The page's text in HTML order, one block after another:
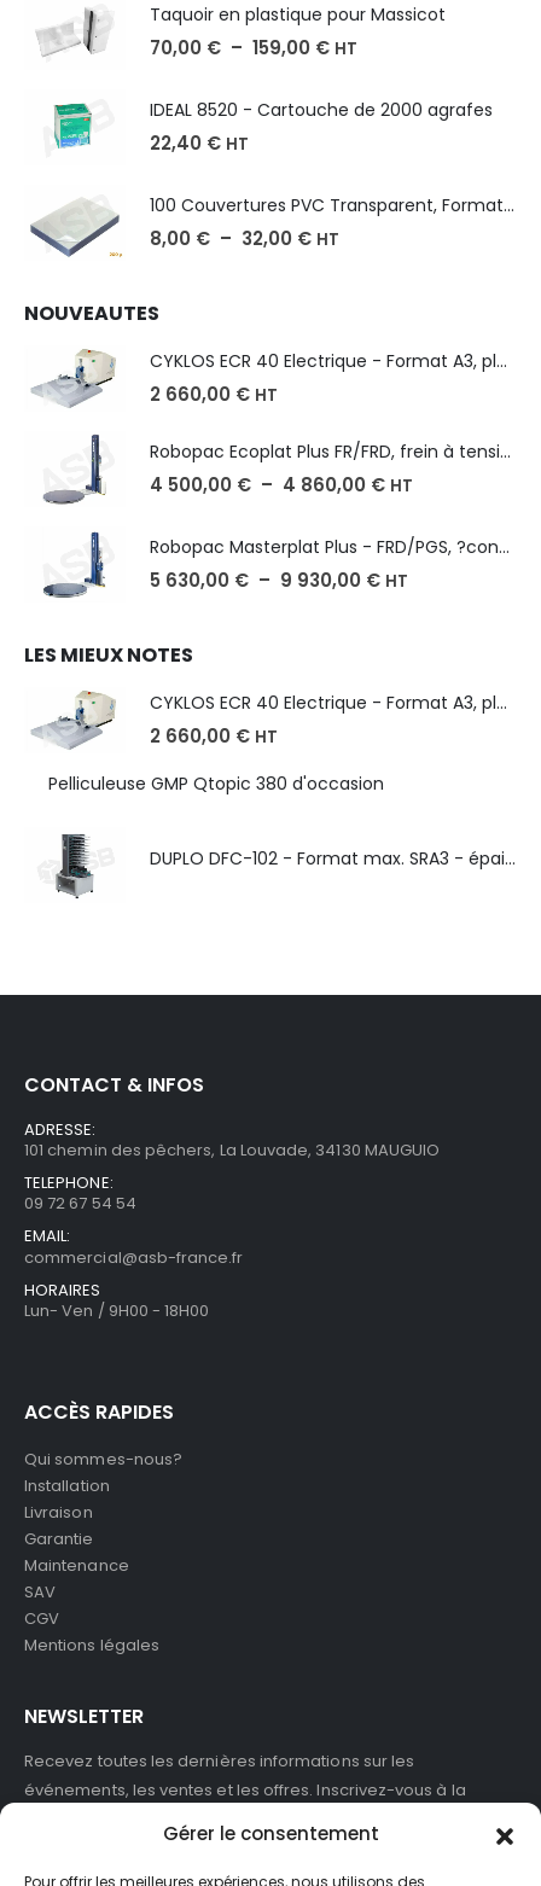
Gérer le consentement
Pour offrir les meilleures expériences, nous utilisons des
Taquoir en plastique pour Massicot
70,00 € – 159,00 € HT
IDEAL 8520 - Cartouche de 2000 agrafes
22,40 € HT
100 Couvertures PVC Transparent, Format A3-A4-A5
8,00 € – 32,00 € HT
NOUVEAUTES
CYKLOS ECR 40 Electrique - Format A3, plusieurs unités coupe
2 660,00 € HT
Robopac Ecoplat Plus FR/FRD, frein à tension mécanique
4 500,00 € – 4 860,00 € HT
Robopac Masterplat Plus - FRD/PGS, ?conomie et performance
5 630,00 € – 9 930,00 € HT
LES MIEUX NOTES
CYKLOS ECR 40 Electrique - Format A3, plusieurs unités coupe
2 660,00 € HT
Pelliculeuse GMP Qtopic 380 d'occasion
DUPLO DFC-102 - Format max. SRA3 - épaisseur de 50 à 130g/m
CONTACT & INFOS
ADRESSE:
101 chemin des pêchers, La Louvade, 34130 MAUGUIO
TELEPHONE:
09 72 67 54 54
EMAIL:
commercial@asb-france.fr
HORAIRES
Lun- Ven / 9H00 - 18H00
ACCÈS RAPIDES
Qui sommes-nous?
Installation
Livraison
Garantie
Maintenance
SAV
CGV
Mentions légales
NEWSLETTER
Recevez toutes les dernières informations sur les
événements, les ventes et les offres. Inscrivez-vous à la